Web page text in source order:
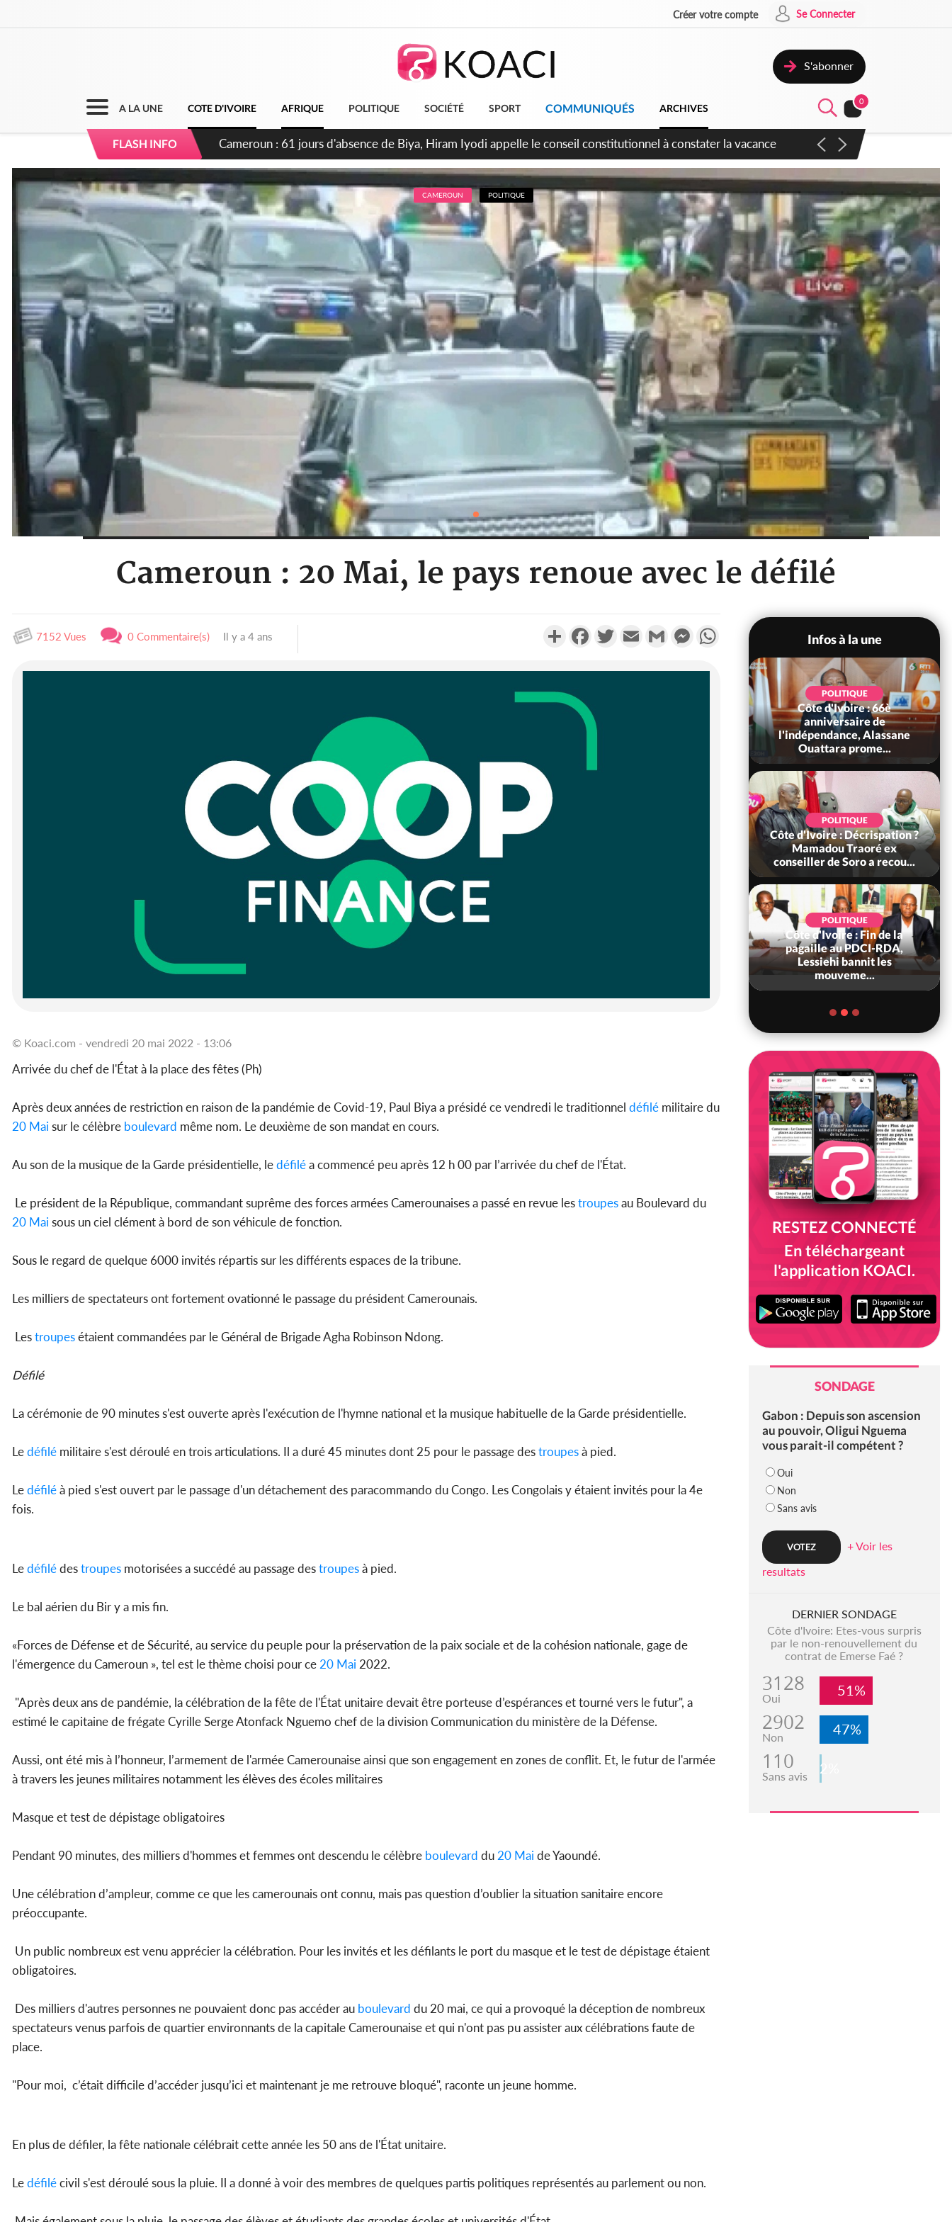
Créer votre compte Se Connecter
S'abonner
A LA UNE COTE D'IVOIRE AFRIQUE POLITIQUE SOCIÉTÉ SPORT COMMUNIQUÉS ARCHIVES
0
FLASH INFO Côte d'Ivoire : Fin de la pagaille au PDCI-RDA, Lessiehi bannit les mouvements sauvages
CAMEROUN POLITIQUE
Cameroun : 20 Mai, le pays renoue avec le défilé
7152 Vues 0 Commentaire(s) Il y a 4 ans PartagerFacebookTwitterEmail Gmail MessengerWhatsApp
© Koaci.com - vendredi 20 mai 2022 - 13:06
Arrivée du chef de l'État à la place des fêtes (Ph)
Après deux années de restriction en raison de la pandémie de Covid-19, Paul Biya a présidé ce vendredi le traditionnel défilé militaire du
20 Mai sur le célèbre boulevard même nom. Le deuxième de son mandat en cours.
Au son de la musique de la Garde présidentielle, ledéfiléa commencé peu après 12 h 00 par l’arrivée du chef de l'État.
Le président de la République, commandant suprême des forces armées Camerounaises a passé en revue lestroupesau Boulevard du
20 Mai sous un ciel clément à bord de son véhicule de fonction.
Sous le regard de quelque 6000 invités répartis sur les différents espaces de la tribune.
Les milliers de spectateurs ont fortement ovationné le passage du président Camerounais.
Lestroupesétaient commandées par le Général de Brigade Agha Robinson Ndong.
Défilé
La cérémonie de 90 minutes s'est ouverte après l'exécution de l'hymne national et la musique habituelle de la Garde présidentielle.
Ledéfilé militaire s'est déroulé en trois articulations. Il a duré 45 minutes dont 25 pour le passage destroupesà pied.
Ledéfiléà pied s'est ouvert par le passage d'un détachement des paracommando du Congo. Les Congolais y étaient invités pour la 4e
fois.
Ledéfilédestroupes motorisées a succédé au passage destroupesà pied.
Le bal aérien du Bir y a mis fin.
«Forces de Défense et de Sécurité, au service du peuple pour la préservation de la paix sociale et de la cohésion nationale, gage de
l'émergence du Cameroun », tel est le thème choisi pour ce20 Mai 2022.
"Après deux ans de pandémie, la célébration de la fête de l'État unitaire devait être porteuse d’espérances et tourné vers le futur", a
estimé le capitaine de frégate Cyrille Serge Atonfack Nguemo chef de la division Communication du ministère de la Défense.
Aussi, ont été mis à l’honneur, l’armement de l'armée Camerounaise ainsi que son engagement en zones de conflit. Et, le futur de l'armée
à travers les jeunes militaires notamment les élèves des écoles militaires
Masque et test de dépistage obligatoires
Pendant 90 minutes, des milliers d'hommes et femmes ont descendu le célèbre boulevard du20 Mai de Yaoundé.
Une célébration d’ampleur, comme ce que les camerounais ont connu, mais pas question d’oublier la situation sanitaire encore
préoccupante.
Un public nombreux est venu apprécier la célébration. Pour les invités et les défilants le port du masque et le test de dépistage étaient
obligatoires.
Des milliers d'autres personnes ne pouvaient donc pas accéder au boulevard du 20 mai, ce qui a provoqué la déception de nombreux
spectateurs venus parfois de quartier environnants de la capitale Camerounaise et qui n'ont pas pu assister aux célébrations faute de
place.
"Pour moi, c’était difficile d’accéder jusqu’ici et maintenant je me retrouve bloqué", raconte un jeune homme.
En plus de défiler, la fête nationale célébrait cette année les 50 ans de l'État unitaire.
Ledéfilécivil s'est déroulé sous la pluie. Il a donné à voir des membres de quelques partis politiques représentés au parlement ou non.
Infos à la une
d'absence de Biya, Hiram
Iyodi appelle le conseil
POLITIQUE
Côte d'Ivoire : 66è
anniversaire de
l'indépendance, Alassane
Ouattara prome...
POLITIQUE
Côte d'Ivoire : Décrispation ?
Mamadou Traoré ex
conseiller de Soro a recou...
POLITIQUE
Côte d'Ivoire : Fin de la
pagaille au PDCI-RDA,
Lessiehi bannit les
mouveme...
RESTEZ CONNECTÉ
En téléchargeant
l'application KOACI.
SONDAGE
Gabon : Depuis son ascension
au pouvoir, Oligui Nguema
vous parait-il compétent ?
Oui
Non
Sans avis
+ Voir les
resultats
DERNIER SONDAGE
Côte d'Ivoire: Etes-vous surpris
par le non-renouvellement du
contrat de Emerse Faé ?
3128
Oui 51%
2902
Non 47%
110
Sans avis 2%